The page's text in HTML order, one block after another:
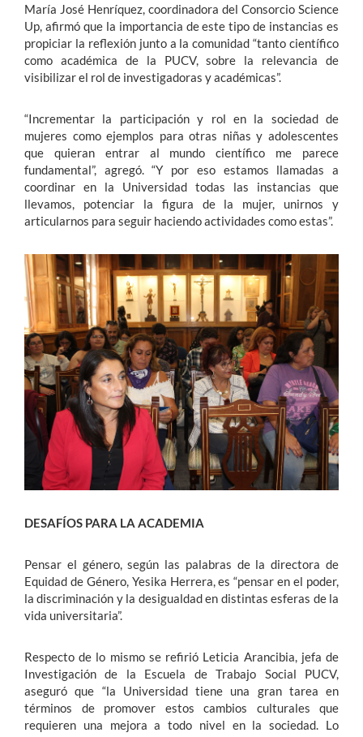
María José Henríquez, coordinadora del Consorcio Science
Up, afirmó que la importancia de este tipo de instancias es
propiciar la reflexión junto a la comunidad “tanto científico
como académica de la PUCV, sobre la relevancia de
visibilizar el rol de investigadoras y académicas”.
“Incrementar la participación y rol en la sociedad de
mujeres como ejemplos para otras niñas y adolescentes
que quieran entrar al mundo científico me parece
fundamental”, agregó. “Y por eso estamos llamadas a
coordinar en la Universidad todas las instancias que
llevamos, potenciar la figura de la mujer, unirnos y
articularnos para seguir haciendo actividades como estas”.
DESAFÍOS PARA LA ACADEMIA
Pensar el género, según las palabras de la directora de
Equidad de Género, Yesika Herrera, es “pensar en el poder,
la discriminación y la desigualdad en distintas esferas de la
vida universitaria”.
Respecto de lo mismo se refirió Leticia Arancibia, jefa de
Investigación de la Escuela de Trabajo Social PUCV,
aseguró que “la Universidad tiene una gran tarea en
términos de promover estos cambios culturales que
requieren una mejora a todo nivel en la sociedad. Lo